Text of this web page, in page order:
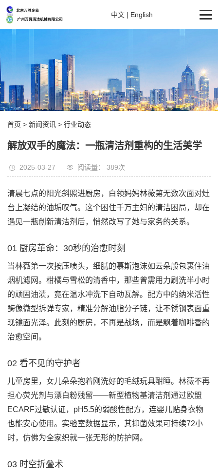
中文 | English
首页 > 新闻资讯 > 行业动态
‌解放双手的魔法：一瓶清洁剂重构的生活美学
2025-03-27 阅读量： 389次
清晨七点的阳光斜照进厨房，白领妈妈林薇第无数次面对灶
台上凝结的油垢叹气。这个困住千万主妇的清洁困局，却在
遇见一瓶创新清洁剂后，悄然改写了她与家务的关系。
01 厨房革命：30秒的治愈时刻
当林薇第一次按压喷头，细腻的慕斯泡沫如云朵般包裹住油
烟机滤网。柑橘与雪松的清香中，那些曾需用力刷洗半小时
的顽固油渍，竟在温水冲洗下自动瓦解。配方中的纳米活性
酶像微型拆弹专家，精准分解油脂分子链，让不锈钢表面重
现镜面光泽。此刻的厨房，不再是战场，而是飘着咖啡香的
治愈空间。
02 看不见的守护者
儿童房里，女儿朵朵抱着刚洗好的毛绒玩具酣睡。林薇不再
担心荧光剂与漂白粉残留——新型植物基清洁剂通过欧盟
ECARF过敏认证，pH5.5的弱酸性配方，连婴儿贴身衣物
也能安心使用。实验室数据显示，其抑菌效果可持续72小
时，仿佛为全家织就一张无形的防护网。
03 时空折叠术